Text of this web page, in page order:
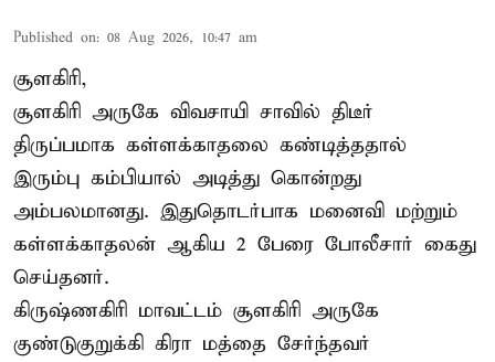
Published on: 08 Aug 2026, 10:47 am
சூளகிரி,
சூளகிரி அருகே விவசாயி சாவில் திடீர்
திருப்பமாக கள்ளக்காதலை கண்டித்ததால்
இரும்பு கம்பியால் அடித்து கொன்றது
அம்பலமானது. இதுதொடர்பாக மனைவி மற்றும்
கள்ளக்காதலன் ஆகிய 2 பேரை போலீசார் கைது
செய்தனர்.
கிருஷ்ணகிரி மாவட்டம் சூளகிரி அருகே
குண்டுகுறுக்கி கிரா மத்தை சேர்ந்தவர்